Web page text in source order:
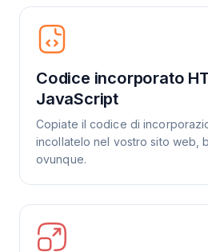
Codice incorporato
JavaScript
Copiate il codice di
incollatelo nel vostro sito web,
ovunque.